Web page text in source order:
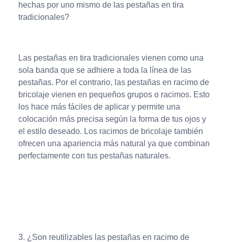
hechas por uno mismo de las pestañas en tira
tradicionales?
Las pestañas en tira tradicionales vienen como una
sola banda que se adhiere a toda la línea de las
pestañas. Por el contrario, las pestañas en racimo de
bricolaje vienen en pequeños grupos o racimos. Esto
los hace más fáciles de aplicar y permite una
colocación más precisa según la forma de tus ojos y
el estilo deseado. Los racimos de bricolaje también
ofrecen una apariencia más natural ya que combinan
perfectamente con tus pestañas naturales.
3. ¿Son reutilizables las pestañas en racimo de